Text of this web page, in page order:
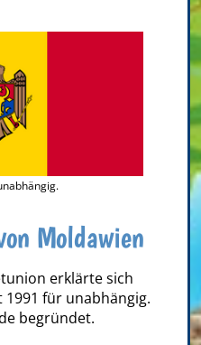
Moldawien
erklärte sich
1991 für unabhängig.
begründet.